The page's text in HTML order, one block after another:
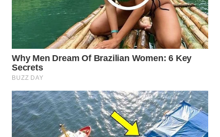
WAHANA
KONSUMEN
WAHANA
LISTRIK
TRAVEL
WAHANA
TV